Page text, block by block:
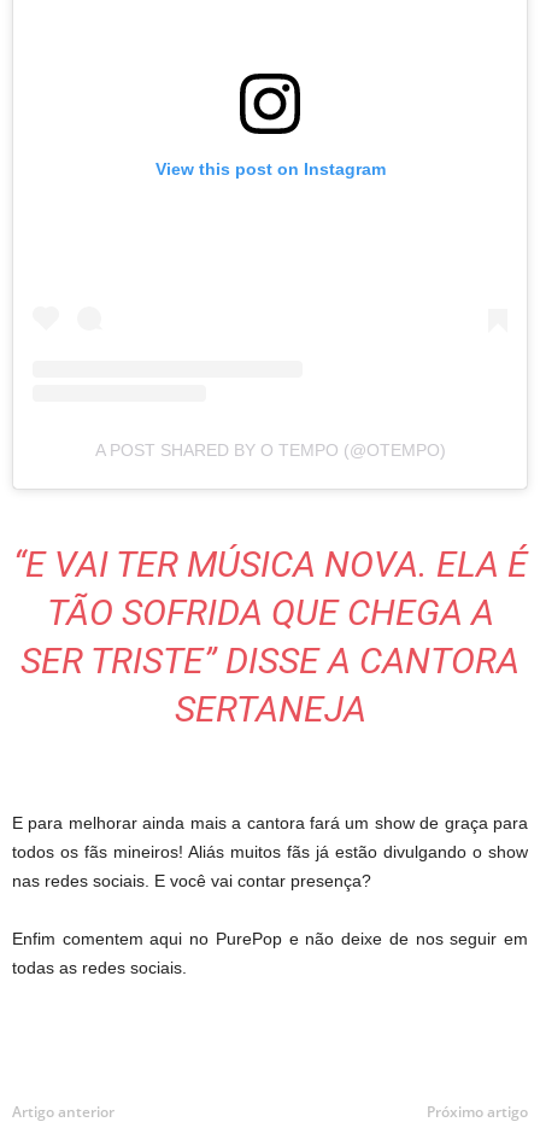
View this post on Instagram
A POST SHARED BY O TEMPO (@OTEMPO)
“E VAI TER MÚSICA NOVA. ELA É
TÃO SOFRIDA QUE CHEGA A
SER TRISTE” DISSE A CANTORA
SERTANEJA
E para melhorar ainda mais a cantora fará um show de graça para
todos os fãs mineiros! Aliás muitos fãs já estão divulgando o show
nas redes sociais. E você vai contar presença?
Enfim comentem aqui no PurePop e não deixe de nos seguir em
todas as redes sociais.
Artigo anterior Próximo artigo